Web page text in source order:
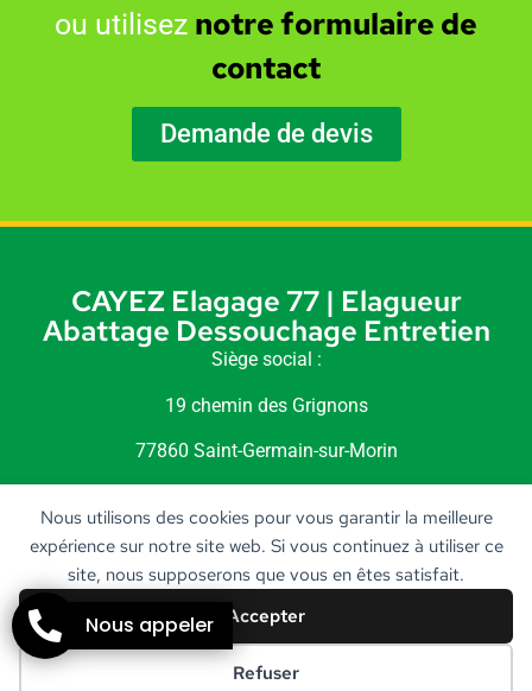
Nous utilisons des cookies pour vous garantir la meilleure
expérience sur notre site web. Si vous continuez à utiliser ce
site, nous supposerons que vous en êtes satisfait.
Accepter
Refuser
ou utilisez notre formulaire de
contact
Demande de devis
CAYEZ Elagage 77 | Elagueur
Abattage Dessouchage Entretien
Siège social :
19 chemin des Grignons
77860 Saint-Germain-sur-Morin
CréationSTARBOOST
Nous appeler